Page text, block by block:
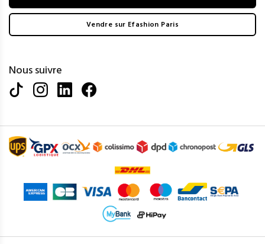
Vendre sur Efashion Paris
Nous suivre